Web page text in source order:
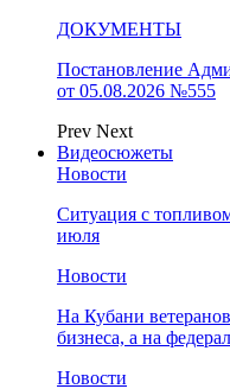
ДОКУМЕНТЫ
Постановление
от 05.08.2026 №555
Prev Next
Видеосюжеты
Новости
Ситуация с
июля
Новости
На Кубани
бизнеса, а на
Новости